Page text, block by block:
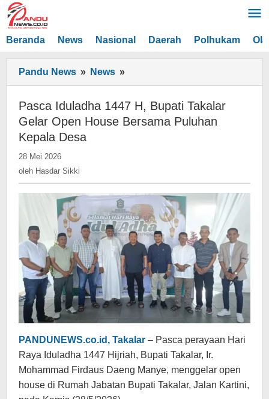
Lewati
ke
konten
Beranda News Nasional Daerah Polhukam
Pandu News » News »
Iduladha
1447
Bupati
House
Bersama
Puluhan
Kepala
Desa
Pasca Iduladha 1447 H, Bupati Takalar
Gelar Open House Bersama Puluhan
Kepala Desa
28 Mei 2026
Hasdar
oleh Hasdar Sikki
PANDUNEWS.co.id, Takalar – Pasca perayaan Hari
Raya Iduladha 1447 Hijriah, Bupati Takalar, Ir.
Mohammad Firdaus Daeng Manye, menggelar open
house di Rumah Jabatan Bupati Takalar, Jalan Kartini,